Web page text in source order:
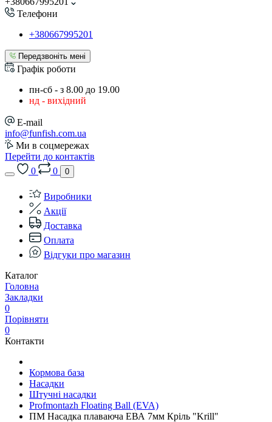
Телефони
+380667995201
Передзвоніть мені
Графік роботи
пн-сб - з 8.00 до 19.00
нд - вихідний
E-mail
info@funfish.com.ua
Ми в соцмережах
Перейти до контактів
0
0 0
Виробники
Акції
Доставка
Оплата
Відгуки про магазин
Каталог
Головна
Закладки
0
Порівняти
0
Контакти
Кормова база
Насадки
Штучні насадки
Profmontazh Floating Ball (EVA)
ПМ Насадка плаваюча ЕВА 7мм Кріль "Krill"